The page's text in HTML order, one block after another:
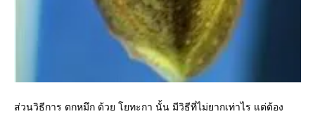
ส่วนวิธีการ ตกหมึก ด้วย โยทะกา นั้น มีวิธีที่ไม่ยากเท่าไร แต่ต้อง